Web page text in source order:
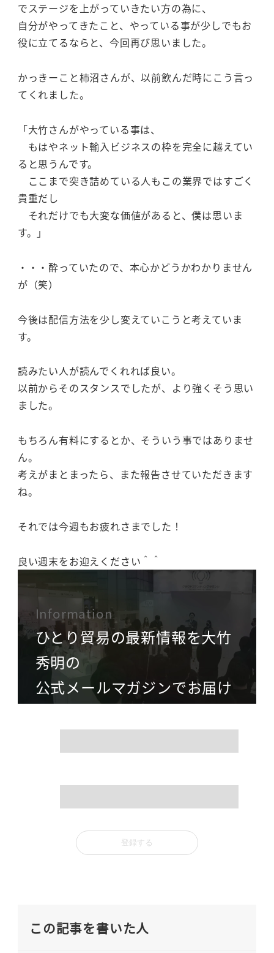
でステージを上がっていきたい方の為に、
自分がやってきたこと、やっている事が少しでもお
役に立てるならと、今回再び思いました。
かっきーこと柿沼さんが、以前飲んだ時にこう言っ
てくれました。
「大竹さんがやっている事は、
もはやネット輸入ビジネスの枠を完全に越えてい
ると思うんです。
ここまで突き詰めている人もこの業界ではすごく
貴重だし
それだけでも大変な価値があると、僕は思いま
す。」
・・・酔っていたので、本心かどうかわかりません
が（笑）
今後は配信方法を少し変えていこうと考えていま
す。
読みたい人が読んでくれれば良い。
以前からそのスタンスでしたが、より強くそう思い
ました。
もちろん有料にするとか、そういう事ではありませ
ん。
考えがまとまったら、また報告させていただきます
ね。
それでは今週もお疲れさまでした！
良い週末をお迎えください＾＾
Information
ひとり貿易の最新情報を大竹
秀明の
公式メールマガジンでお届け
この記事を書いた人